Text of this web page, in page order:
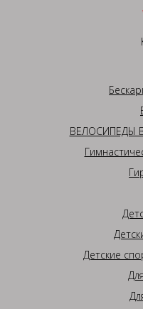
ВЕЛОСИПЕДЫ
Детские